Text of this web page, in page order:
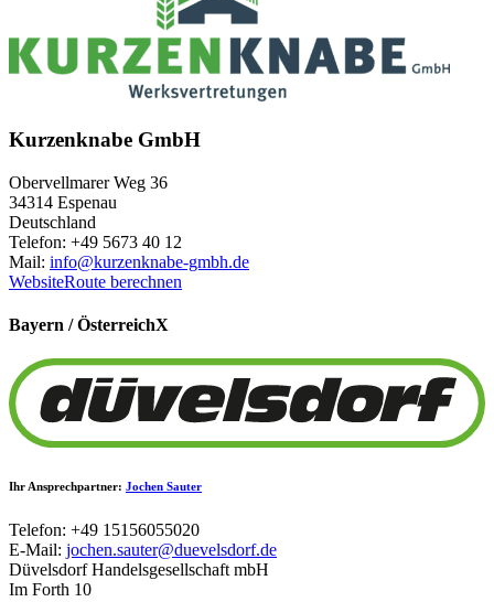
Kurzenknabe GmbH
Obervellmarer Weg 36
34314 Espenau
Deutschland
Telefon: +49 5673 40 12
Mail: info@kurzenknabe-gmbh.de
WebsiteRoute berechnen
Bayern / ÖsterreichX
Ihr Ansprechpartner: Jochen Sauter
Telefon: +49 15156055020
E-Mail: jochen.sauter@duevelsdorf.de
Düvelsdorf Handelsgesellschaft mbH
Im Forth 10